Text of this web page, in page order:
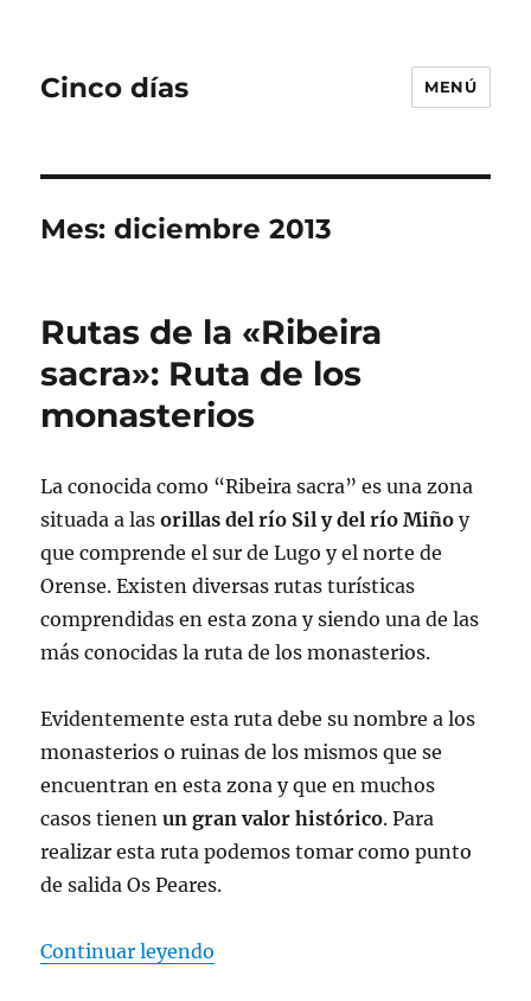
Cinco días MENÚ
Mes:diciembre 2013
Rutas de la «Ribeira
sacra»: Ruta de los
monasterios
La conocida como “Ribeira sacra” es una zona
situada a lasorillas del río Sil y del río Miño y
que comprende el sur de Lugo y el norte de
Orense. Existen diversas rutas turísticas
comprendidas en esta zona y siendo una de las
más conocidas la ruta de los monasterios.
Evidentemente esta ruta debe su nombre a los
monasterios o ruinas de los mismos que se
encuentran en esta zona y que en muchos
casos tienen un gran valor histórico. Para
realizar esta ruta podemos tomar como punto
de salida Os Peares.
Continuar leyendo